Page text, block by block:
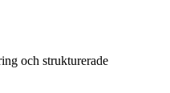
och strukturerade